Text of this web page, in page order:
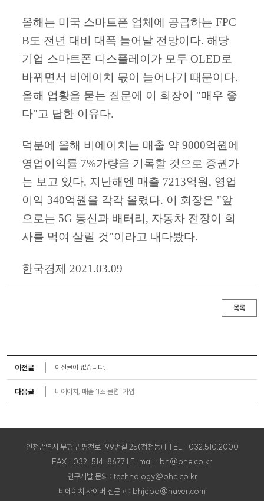
올해는 미국 스마트폰 업체에 공급하는 FPC
B도 전년 대비 대폭 늘어날 전망이다. 해당
기업 스마트폰 디스플레이가 모두 OLED로
바뀌면서 비에이치 몫이 늘어나기 때문이다.
올해 업황을 묻는 질문에 이 회장이 "매우 좋
다"고 답한 이유다.
덕분에 올해 비에이치는 매출 약 9000억원에
영업이익률 7%가량을 기록할 것으로 증권가
는 보고 있다. 지난해엔 매출 7213억원, 영업
이익 340억원을 각각 올렸다. 이 회장은 "앞
으로는 5G 통신과 배터리, 자동차 전장이 회
사를 먹여 살릴 것"이라고 내다봤다.
한국경제 2021.03.09
목록
이전글 이전글이 없습니다.
다음글 비에이치, 매출 '1조 클럽' 가입
인천광역시 부평구 평천로 199번길 25(청천동) | TEL : 032.510.2000
FAX : 032-514-8677 | E-mail : bh@bhe.co.kr
연구개발 문의 : technology@bhe.co.kr
비에이치 사이버 신문고 : bhjebo@naver.com